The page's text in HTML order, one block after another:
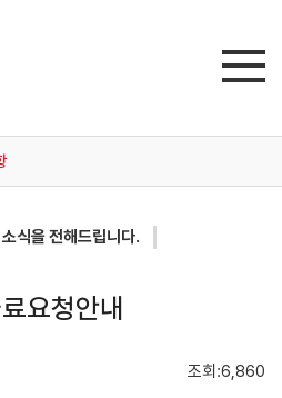
식을 전해드립니다.
요청안내
조회:6,860